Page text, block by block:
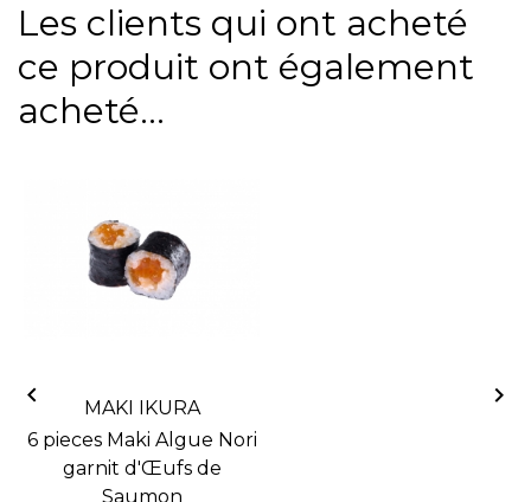
Les clients qui ont acheté
ce produit ont également
acheté...
MAKI IKURA
6 pieces Maki Algue Nori
garnit d'Œufs de
Saumon
 